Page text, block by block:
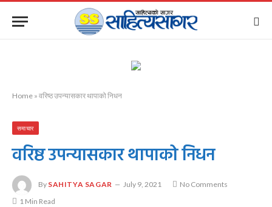
Home » वरिष्ठ उपन्यासकार थापाको निधन
समाचार
वरिष्ठ उपन्यासकार थापाको निधन
By SAHITYA SAGAR July 9, 2021
No Comments
1 Min Read